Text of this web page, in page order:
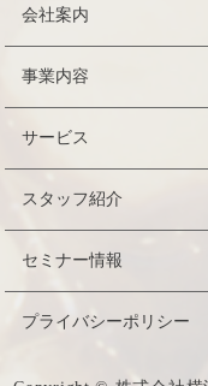
会社案内
事業内容
サービス
スタッフ紹介
セミナー情報
プライバシーポリシー